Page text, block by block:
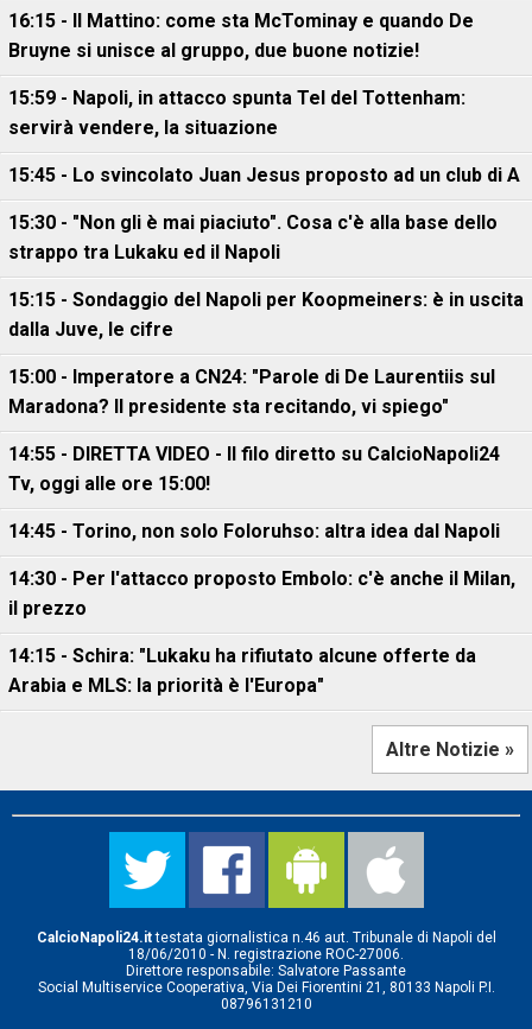
16:15 - Il Mattino: come sta McTominay e quando De
Bruyne si unisce al gruppo, due buone notizie!
15:59 - Napoli, in attacco spunta Tel del Tottenham:
servirà vendere, la situazione
15:45 - Lo svincolato Juan Jesus proposto ad un club di A
15:30 - "Non gli è mai piaciuto". Cosa c'è alla base dello
strappo tra Lukaku ed il Napoli
15:15 - Sondaggio del Napoli per Koopmeiners: è in uscita
dalla Juve, le cifre
15:00 - Imperatore a CN24: "Parole di De Laurentiis sul
Maradona? Il presidente sta recitando, vi spiego"
14:55 - DIRETTA VIDEO - Il filo diretto su CalcioNapoli24
Tv, oggi alle ore 15:00!
14:45 - Torino, non solo Foloruhso: altra idea dal Napoli
14:30 - Per l'attacco proposto Embolo: c'è anche il Milan,
il prezzo
14:15 - Schira: "Lukaku ha rifiutato alcune offerte da
Arabia e MLS: la priorità è l'Europa"
Altre Notizie »
CalcioNapoli24.ittestata giornalistica n.46 aut. Tribunale di Napoli del
18/06/2010 - N. registrazione ROC-27006.
Direttore responsabile: Salvatore Passante
Social Multiservice Cooperativa, Via Dei Fiorentini 21, 80133 Napoli P.I.
08796131210